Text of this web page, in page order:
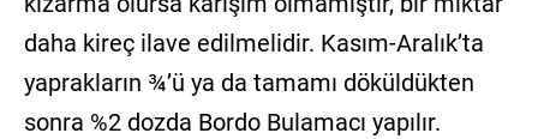
daha kireç ilave edilmelidir. Kasım-Aralık’ta
yaprakların ¾’ü ya da tamamı döküldükten
sonra %2 dozda Bordo Bulamacı yapılır.